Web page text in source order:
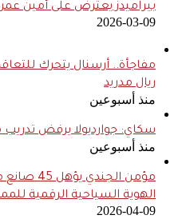
بيراميدز يعترض على أمين
2026-03-09
مفاجأة.. أرسنال يتحرك
ريال مدريد
منذ أسبوعين
سكاي: جوارديولا يرفض تدريب
منذ أسبوعين
مؤمن
الهوية السياحية الرقمية
2026-04-09